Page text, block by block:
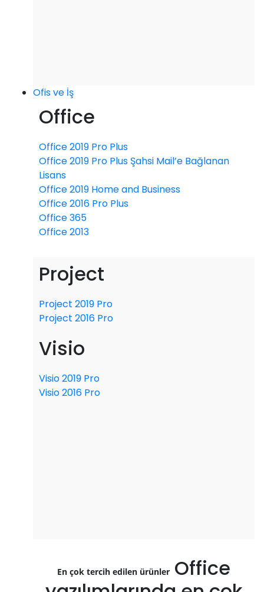
Ofis ve İş
Office
Office 2019 Pro Plus
Office 2019 Pro Plus Şahsi Mail’e Bağlanan
Lisans
Office 2019 Home and Business
Office 2016 Pro Plus
Office 365
Office 2013
Project
Project 2019 Pro
Project 2016 Pro
Visio
Visio 2019 Pro
Visio 2016 Pro
En çok tercih edilen ürünler Office